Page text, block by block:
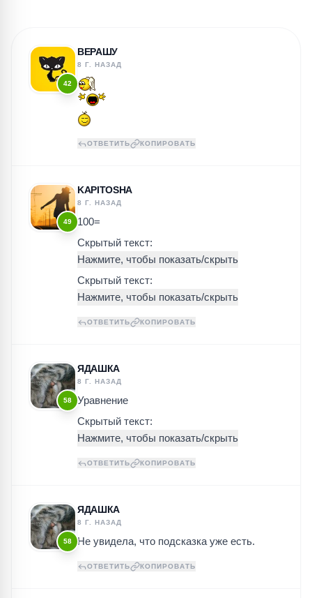
42
ВЕРАШУ
8 Г. НАЗАД
ОТВЕТИТЬ КОПИРОВАТЬ
49
KAPITOSHA
8 Г. НАЗАД
100=
Скрытый текст:
Скрытый текст:
ОТВЕТИТЬ КОПИРОВАТЬ
58
ЯДАШКА
8 Г. НАЗАД
Уравнение
Скрытый текст:
ОТВЕТИТЬ КОПИРОВАТЬ
58
ЯДАШКА
8 Г. НАЗАД
Не увидела, что подсказка уже есть.
ОТВЕТИТЬ КОПИРОВАТЬ